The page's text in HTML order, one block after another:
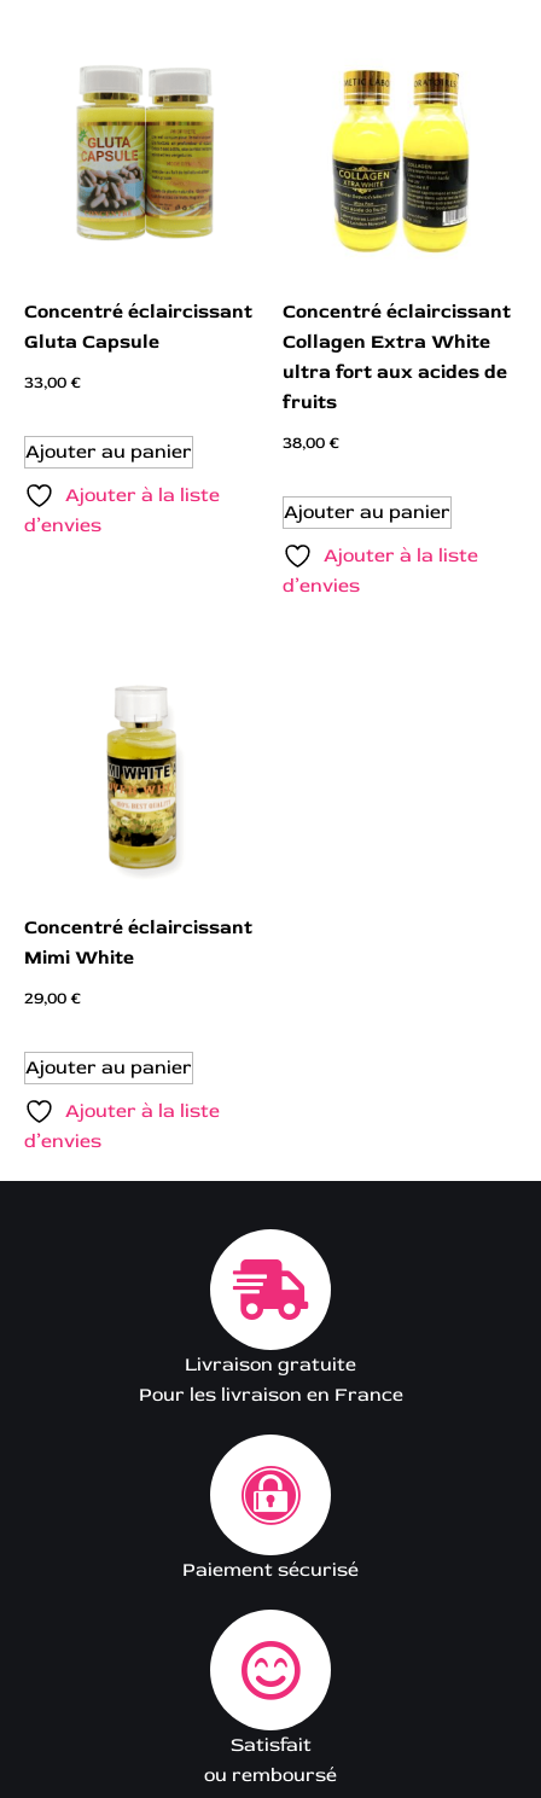
Concentré éclaircissant
Gluta Capsule
33,00€
Ajouter au panier
Ajouter à la liste
d’envies
Concentré éclaircissant
Collagen Extra White
ultra fort aux acides de
fruits
38,00€
Ajouter au panier
Ajouter à la liste
d’envies
Concentré éclaircissant
Mimi White
29,00€
Ajouter au panier
Ajouter à la liste
d’envies
Livraison gratuite
Pour les livraison en France
Paiement sécurisé
Satisfait
ou remboursé